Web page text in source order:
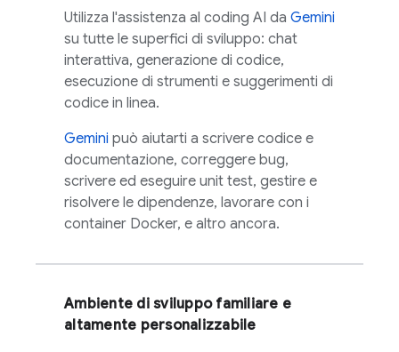
Utilizza l'assistenza al coding AI da Gemini
su tutte le superfici di sviluppo: chat
interattiva, generazione di codice,
esecuzione di strumenti e suggerimenti di
codice in linea.
Gemini può aiutarti a scrivere codice e
documentazione, correggere bug,
scrivere ed eseguire unit test, gestire e
risolvere le dipendenze, lavorare con i
container Docker, e altro ancora.
Ambiente di sviluppo familiare e
altamente personalizzabile